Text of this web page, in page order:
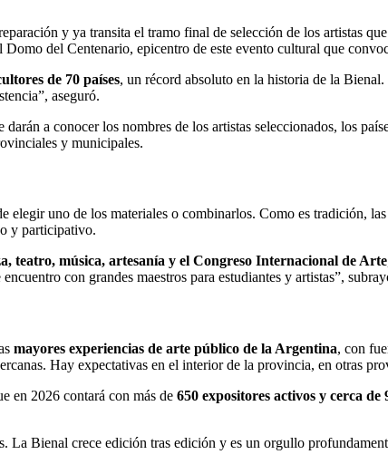
y ya transita el tramo final de selección de los artistas
Domo del Centenario, epicentro de este evento cultural que
de 70 países, un récord absoluto en la historia de la
aseguró.
darán a conocer los nombres de los artistas seleccionados, los
y municipales.
elegir uno de los materiales o combinarlos. Como es tradición,
y participativo.
teatro, música, artesanía y el Congreso Internacional de Arte
con grandes maestros para estudiantes y artistas”,
mayores experiencias de arte público de la Argentina, con
Hay expectativas en el interior de la provincia, en otras
en 2026 contará con más de 650 expositores activos y cerca
La Bienal crece edición tras edición y es un orgullo